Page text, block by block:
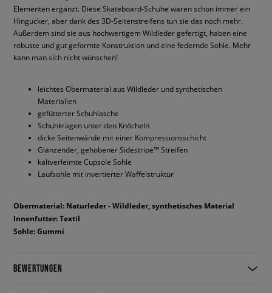
Elementen ergänzt. Diese Skateboard-Schuhe waren schon immer ein
Hingucker, aber dank des 3D-Seitenstreifens tun sie das noch mehr.
Außerdem sind sie aus hochwertigem Wildleder gefertigt, haben eine
robuste und gut geformte Konstruktion und eine federnde Sohle. Mehr
kann man sich nicht wünschen!
leichtes Obermaterial aus Wildleder und synthetischen
Materialien
gefütterter Schuhlasche
Schuhkragen unter den Knöcheln
dicke Seitenwände mit einer Kompressionsschicht
Glänzender, gehobener Sidestripe™ Streifen
kaltverleimte Cupsole Sohle
Laufsohle mit invertierter Waffelstruktur
Obermaterial: Naturleder - Wildleder, synthetisches Material
Innenfutter: Textil
Sohle: Gummi
BEWERTUNGEN